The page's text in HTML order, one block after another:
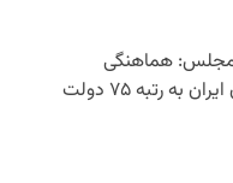
هماهنگی
نهادی شرط رسیدن ایران به رتبه ۷۵ دولت